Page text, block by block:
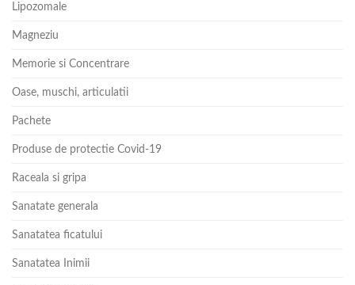
Lipozomale
Magneziu
Memorie si Concentrare
Oase, muschi, articulatii
Pachete
Produse de protectie Covid-19
Raceala si gripa
Sanatate generala
Sanatatea ficatului
Sanatatea Inimii